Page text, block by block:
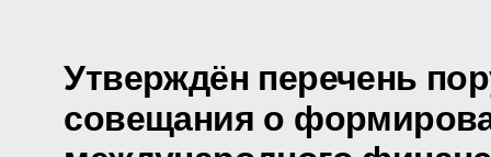
Утверждён перечень
совещания о